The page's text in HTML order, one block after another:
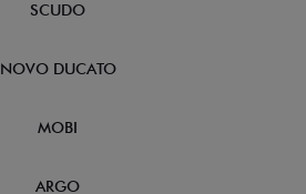
SCUDO
NOVO DUCATO
MOBI
ARGO